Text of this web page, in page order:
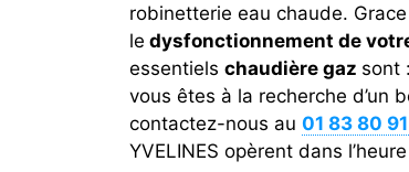
robinetterie eau chaude.
le dysfonctionnement de
essentiels chaudière gaz sont
vous êtes à la recherche d’un
contactez-nous au 01 83 80
YVELINES opèrent dans